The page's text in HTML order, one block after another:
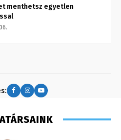
menthetsz egyetlen